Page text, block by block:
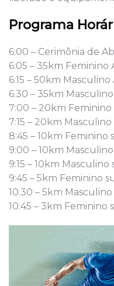
Programa
6:00 – Cerimônia de
6:05 – 35km Feminino
6:15 – 50km
6.30 – 35km
7:00 – 20km
7:15 – 20km
8:45 – 10km Feminino
9:00 – 10km
9:15 – 10km Masculino
9:45 – 5km Feminino
10:30 – 5km Masculino
10:45 – 3km Feminino